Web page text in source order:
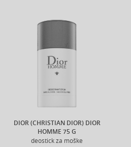
DIOR (CHRISTIAN DIOR) DIOR
HOMME 75 G
deostick za moške